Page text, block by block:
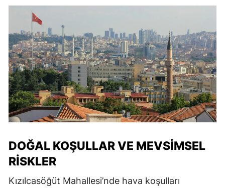
DOĞAL KOŞULLAR VE MEVSIMSEL
RISKLER
Kızılcasöğüt Mahallesi’nde hava koşulları